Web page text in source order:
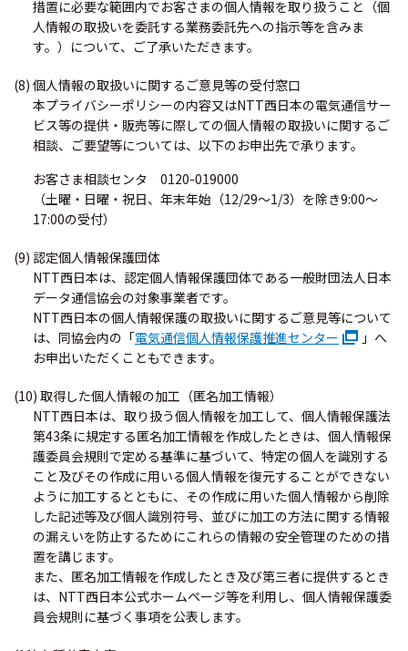
措置に必要な範囲内でお客さまの個人情報を取り扱うこと（個
人情報の取扱いを委託する業務委託先への指示等を含みま
す。）について、ご了承いただきます。
(8) 個人情報の取扱いに関するご意見等の受付窓口
本プライバシーポリシーの内容又はNTT西日本の電気通信サー
ビス等の提供・販売等に際しての個人情報の取扱いに関するご
相談、ご要望等については、以下のお申出先で承ります。
お客さま相談センタ 0120-019000
（土曜・日曜・祝日、年末年始（12/29～1/3）を除き9:00～
17:00の受付）
(9) 認定個人情報保護団体
NTT西日本は、認定個人情報保護団体である一般財団法人日本
データ通信協会の対象事業者です。
NTT西日本の個人情報保護の取扱いに関するご意見等について
は、同協会内の「電気通信個人情報保護推進センター
」へ
お申出いただくこともできます。
(10) 取得した個人情報の加工（匿名加工情報）
NTT西日本は、取り扱う個人情報を加工して、個人情報保護法
第43条に規定する匿名加工情報を作成したときは、個人情報保
護委員会規則で定める基準に基づいて、特定の個人を識別する
こと及びその作成に用いる個人情報を復元することができない
ように加工するとともに、その作成に用いた個人情報から削除
した記述等及び個人識別符号、並びに加工の方法に関する情報
の漏えいを防止するためにこれらの情報の安全管理のための措
置を講じます。
また、匿名加工情報を作成したとき及び第三者に提供するとき
は、NTT西日本公式ホームページ等を利用し、個人情報保護委
員会規則に基づく事項を公表します。